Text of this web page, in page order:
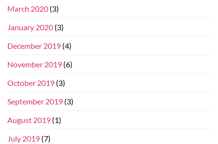
March 2020 (3)
January 2020 (3)
December 2019 (4)
November 2019 (6)
October 2019 (3)
September 2019 (3)
August 2019 (1)
July 2019 (7)